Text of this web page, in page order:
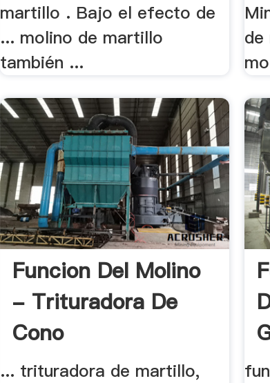
martillo . Bajo el efecto de
... molino de martillo
también ...
de
Funcion Del Molino
- Trituradora De
Cono
... trituradora de martillo,